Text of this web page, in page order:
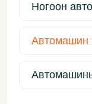
Ногоон
Автомашин